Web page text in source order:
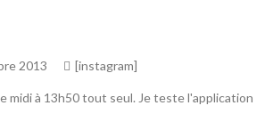
2013 [instagram]